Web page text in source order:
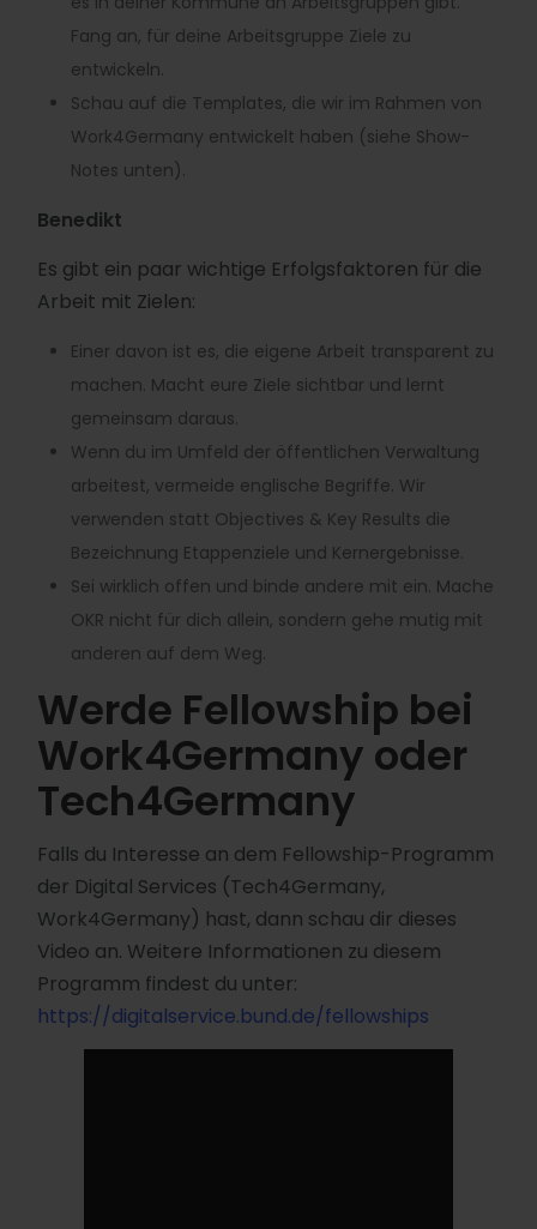
Fang an, für deine Arbeitsgruppe Ziele zu
entwickeln.
Schau auf die Templates, die wir im Rahmen von
Work4Germany entwickelt haben (siehe Show-
Notes unten).
Benedikt
Es gibt ein paar wichtige Erfolgsfaktoren für die
Arbeit mit Zielen:
Einer davon ist es, die eigene Arbeit transparent zu
machen. Macht eure Ziele sichtbar und lernt
gemeinsam daraus.
Wenn du im Umfeld der öffentlichen Verwaltung
arbeitest, vermeide englische Begriffe. Wir
verwenden statt Objectives & Key Results die
Bezeichnung Etappenziele und Kernergebnisse.
Sei wirklich offen und binde andere mit ein. Mache
OKR nicht für dich allein, sondern gehe mutig mit
anderen auf dem Weg.
Werde Fellowship bei
Work4Germany oder
Tech4Germany
Falls du Interesse an dem Fellowship-Programm
der Digital Services (Tech4Germany,
Work4Germany) hast, dann schau dir dieses
Video an. Weitere Informationen zu diesem
Programm findest du unter:
https://digitalservice.bund.de/fellowships